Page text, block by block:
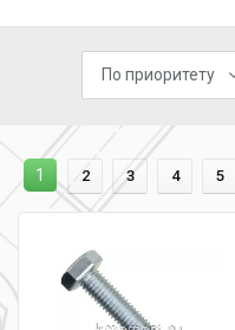
По приоритету
1 2 3 4 5